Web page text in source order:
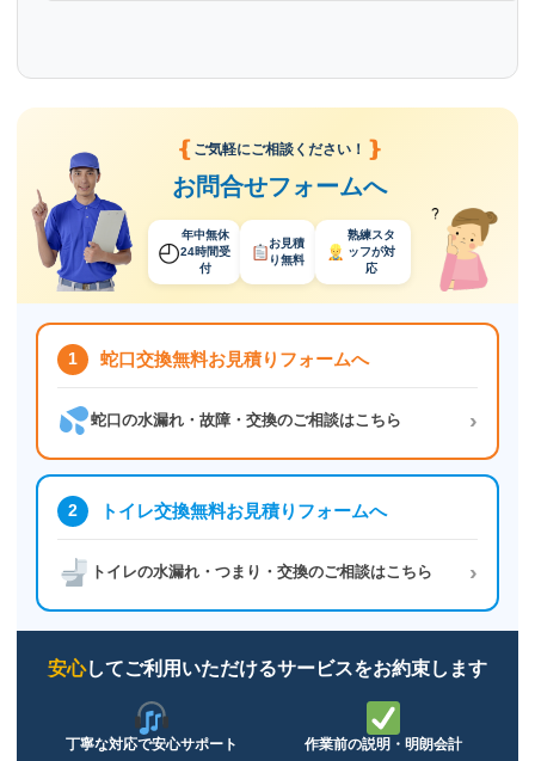
❴ ご気軽にご相談ください！ ❵
お問合せフォームへ
◴
年中無休
24時間受
付
お見積
り無料
熟練スタ
ッフが対
応
1 蛇口交換無料お見積りフォームへ
蛇口の水漏れ・故障・交換のご相談はこちら ›
2 トイレ交換無料お見積りフォームへ
トイレの水漏れ・つまり・交換のご相談はこちら ›
安心してご利用いただけるサービスをお約束します
丁寧な対応で安心サポート 作業前の説明・明朗会計